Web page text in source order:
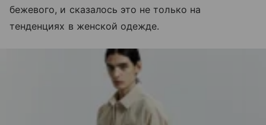
бежевого, и сказалось это не только на
тенденциях в женской одежде.